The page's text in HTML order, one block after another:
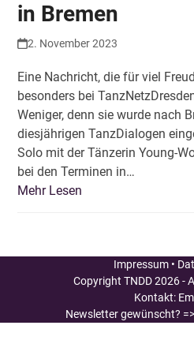
in Bremen
2. November 2023
Eine Nachricht, die für viel
besonders bei
Weniger, denn sie wurde nach
diesjährigen TanzDialogen
Solo mit der Tänzerin Young-
bei den Terminen in…
Mehr Lesen
Impressum •
Copyright TNDD2026 -
Kontakt:
Newsletter gewünscht?